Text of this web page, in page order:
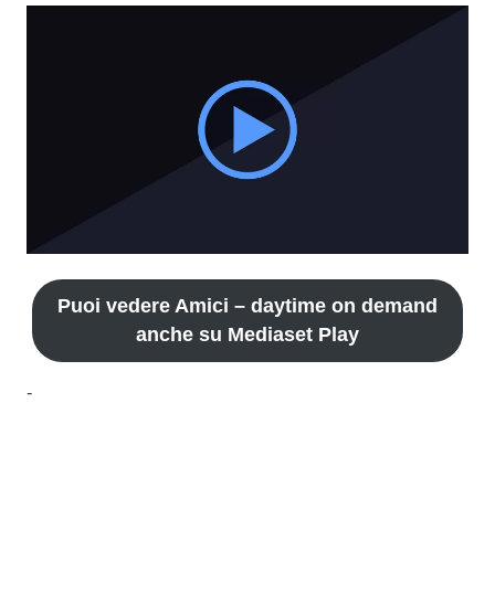
Puoi vedere Amici – daytime on demand
anche su Mediaset Play
-